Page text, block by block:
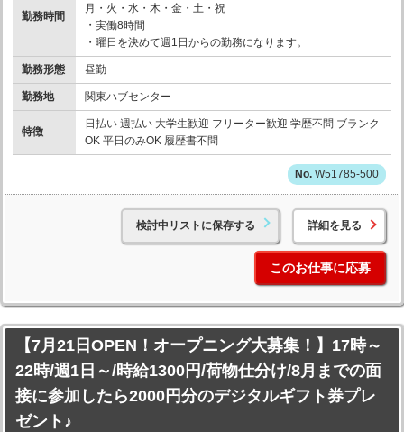
勤務時間
月・火・水・木・金・土・祝
・実働8時間
・曜日を決めて週1日からの勤務になります。
勤務形態 昼勤
勤務地 関東ハブセンター
特徴
日払い 週払い 大学生歓迎 フリーター歓迎 学歴不問 ブランク
OK 平日のみOK 履歴書不問
W51785-500
検討中リストに保存する 詳細を見る
このお仕事に応募
【7月21日OPEN！オープニング大募集！】17時～
22時/週1日～/時給1300円/荷物仕分け/8月までの面
接に参加したら2000円分のデジタルギフト券プレ
ゼント♪